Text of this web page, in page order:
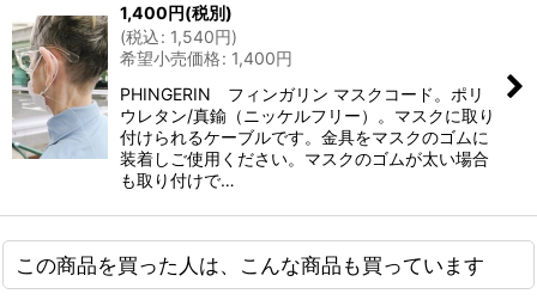
1,400円(税別)
(税込: 1,540円)
希望小売価格: 1,400円
PHINGERIN フィンガリン マスクコード。ポリ
ウレタン/真鍮（ニッケルフリー）。マスクに取り
付けられるケーブルです。金具をマスクのゴムに
装着しご使用ください。マスクのゴムが太い場合
も取り付けで…
この商品を買った人は、こんな商品も買っています